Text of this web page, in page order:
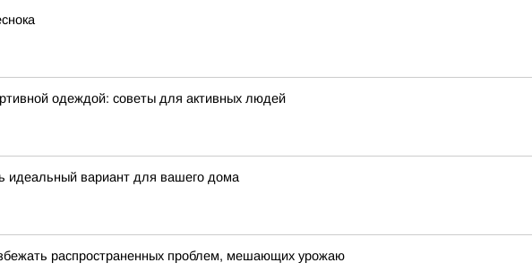
одеждой: советы для активных людей
идеальный вариант для вашего дома
распространенных проблем, мешающих урожаю